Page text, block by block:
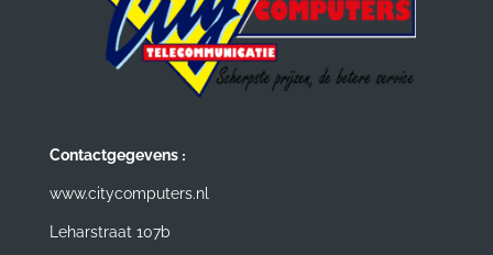
Contactgegevens:
www.citycomputers.nl
Leharstraat 107b